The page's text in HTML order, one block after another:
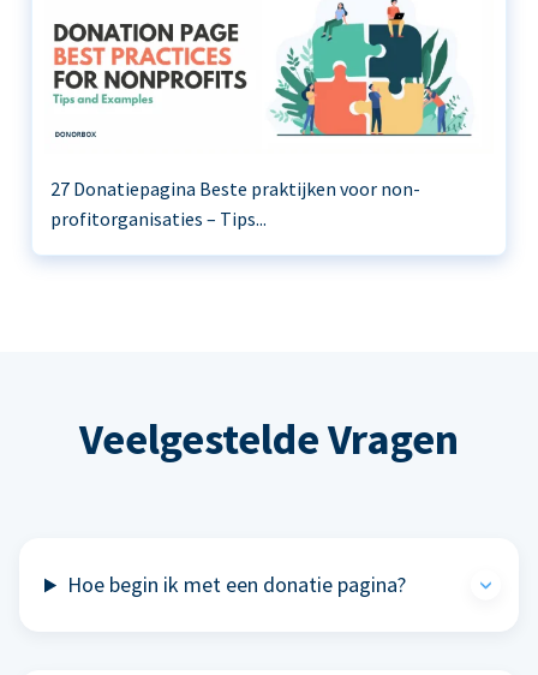
27 Donatiepagina Beste praktijken voor non-
profitorganisaties – Tips...
Veelgestelde Vragen
Hoe begin ik met een donatie pagina?